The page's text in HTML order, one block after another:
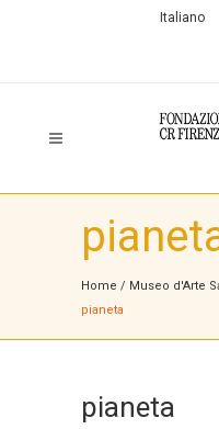
Italiano
Home / Museo d'Arte
pianeta
pianeta